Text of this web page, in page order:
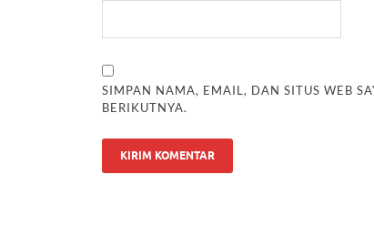
SIMPAN NAMA, EMAIL, DAN SITUS WEB
BERIKUTNYA.